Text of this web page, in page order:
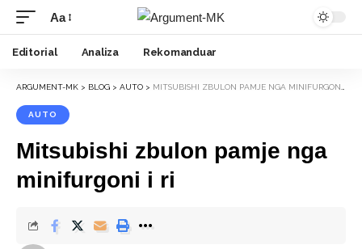
Font
Resizer
Aa
Editorial Analiza Rekomanduar
ARGUMENT-MK > BLOG > AUTO > MITSUBISHI ZBULON PAMJE NGA MINIFURGONI I RI
AUTO
Mitsubishi zbulon pamje nga
minifurgoni i ri